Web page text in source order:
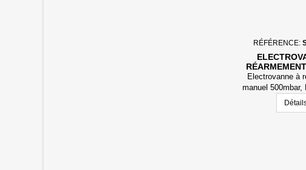
RÉFÉRENCE:
500MBAR,
230 V
Electrovanne à
manuel 500mbar,
100, 230